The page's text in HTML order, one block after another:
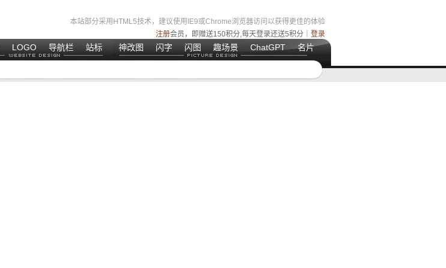
本站部分采用HTML5技术，建议使用IE9或Chrome浏览器访问以获得更佳的体验
注册会员，即赠送150积分,每天登录还送5积分｜ 登录
LOGO 导航栏 站标 神改图 闪字 闪图 趣场景 ChatGPT 名片